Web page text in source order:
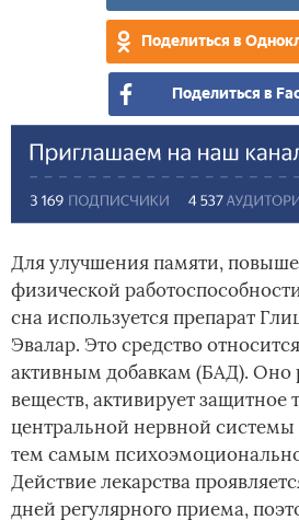
Поделиться в
Поделиться в
Для улучшения памяти,
физической
сна используется препарат
Эвалар. Это средство
активным добавкам (БАД). Оно
веществ, активирует
центральной нервной
тем самым
Действие лекарства
дней регулярного приема,